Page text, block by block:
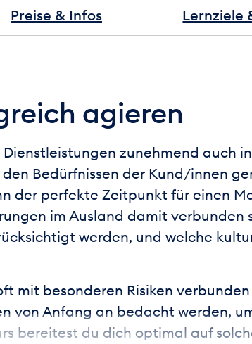
Preise & Infos Lernziele
agieren
zunehmend auch
Bedürfnissen der Kund/innen
der perfekte Zeitpunkt für einen
im Ausland damit verbunden
werden, und welche
mit besonderen Risiken
von Anfang an bedacht werden,
bereitest du dich optimal auf